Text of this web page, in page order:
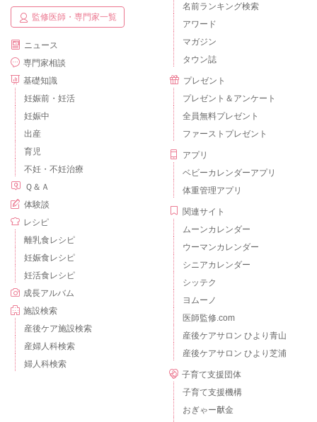
監修医師・専門家一覧
ニュース
専門家相談
基礎知識
妊娠前・妊活
妊娠中
出産
育児
不妊・不妊治療
Ｑ＆Ａ
体験談
レシピ
離乳食レシピ
妊娠食レシピ
妊活食レシピ
成長アルバム
施設検索
産後ケア施設検索
産婦人科検索
婦人科検索
名前ランキング検索
アワード
マガジン
タウン誌
プレゼント
プレゼント＆アンケート
全員無料プレゼント
ファーストプレゼント
アプリ
ベビーカレンダーアプリ
体重管理アプリ
関連サイト
ムーンカレンダー
ウーマンカレンダー
シニアカレンダー
シッテク
ヨムーノ
医師監修.com
産後ケアサロン ひより青山
産後ケアサロン ひより芝浦
子育て支援団体
子育て支援機構
おぎゃー献金